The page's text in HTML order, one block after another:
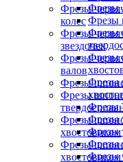
Фрезы
колес
Фрезы
звездочек
Фрезы
валов
Фрезы
Фрезы
Фрезы
хвостовиком
Фрезы
Фрезы
Фрезы
Фрезы
Фрезы
Фрезы
Фрезы
Фрезы
Фрезы
Фрезы
Фрезы